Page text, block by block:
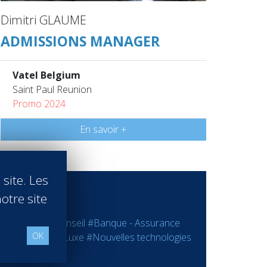
Dimitri GLAUME
ADMISSIONS MANAGER
Vatel Belgium
Saint Paul Reunion
Promo 2024
En savoir +
- Coaching - Conseil #Banque - Assurance
#Industrie #Luxe #Nouvelles technologies
Les
site
OK